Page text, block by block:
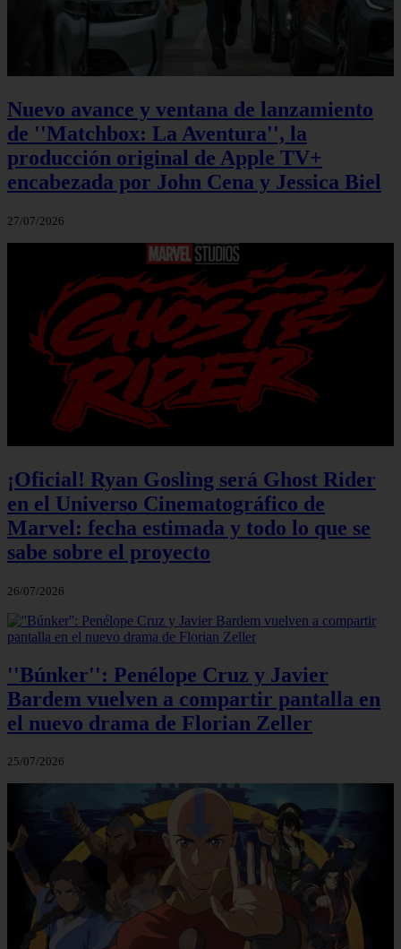
Nuevo avance y ventana de lanzamiento
de ''Matchbox: La Aventura'', la
producción original de Apple TV+
encabezada por John Cena y Jessica Biel
27/07/2026
¡Oficial! Ryan Gosling será Ghost Rider
en el Universo Cinematográfico de
Marvel: fecha estimada y todo lo que se
sabe sobre el proyecto
26/07/2026
''Búnker'': Penélope Cruz y Javier
Bardem vuelven a compartir pantalla en
el nuevo drama de Florian Zeller
25/07/2026